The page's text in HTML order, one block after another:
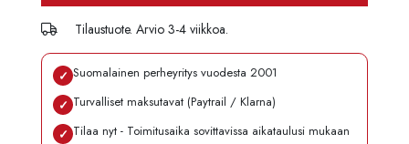
Tilaustuote. Arvio 3-4 viikkoa.
✓ Suomalainen perheyritys vuodesta 2001
✓ Turvalliset maksutavat (Paytrail / Klarna)
✓ Tilaa nyt - Toimitusaika sovittavissa aikataulusi mukaan